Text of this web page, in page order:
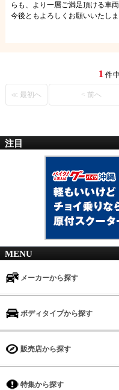
らも、より一層ご満足頂ける車
今後ともよろしくお願いいたしま
1 件
≪ 最初へ < 前へ
注目
MENU
メーカーから探す
ボディタイプから探す
販売店から探す
特集から探す